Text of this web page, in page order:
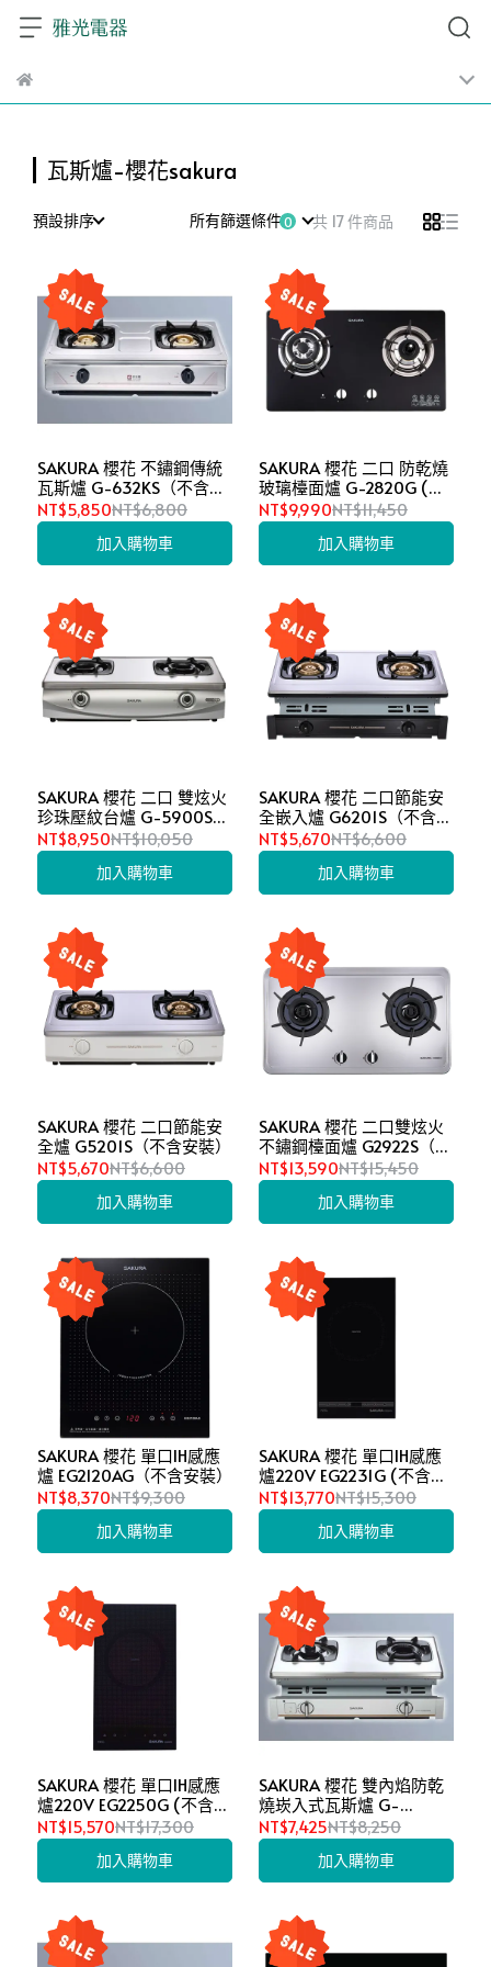
瓦斯爐-櫻花sakura
預設排序 所有篩選條件 共 17 件商品
SAKURA 櫻花 不鏽鋼傳統
瓦斯爐 G-632KS（不含安
裝）
NT$5,850NT$6,800
加入購物車
SAKURA 櫻花 二口 防乾燒
玻璃檯面爐 G-2820G (不
含安裝）
NT$9,990NT$11,450
加入購物車
SAKURA 櫻花 二口 雙炫火
珍珠壓紋台爐 G-5900S
(不含安裝）
NT$8,950NT$10,050
加入購物車
SAKURA 櫻花 二口節能安
全嵌入爐 G6201S（不含安
裝）
NT$5,670NT$6,600
加入購物車
SAKURA 櫻花 二口節能安
全爐 G5201S（不含安裝）
NT$5,670NT$6,600
加入購物車
SAKURA 櫻花 二口雙炫火
不鏽鋼檯面爐 G2922S（不
含安裝）
NT$13,590NT$15,450
加入購物車
SAKURA 櫻花 單口IH感應
爐 EG2120AG（不含安裝）
NT$8,370NT$9,300
加入購物車
SAKURA 櫻花 單口IH感應
爐220V EG2231G (不含安
裝)
NT$13,770NT$15,300
加入購物車
SAKURA 櫻花 單口IH感應
爐220V EG2250G (不含安
裝)
NT$15,570NT$17,300
加入購物車
SAKURA 櫻花 雙內焰防乾
燒崁入式瓦斯爐 G-
6703S（不含安裝）
NT$7,425NT$8,250
加入購物車